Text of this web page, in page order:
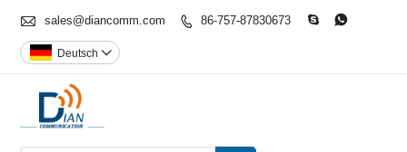
 sales@diancomm.com  86-757-87830673  
Deutsch 